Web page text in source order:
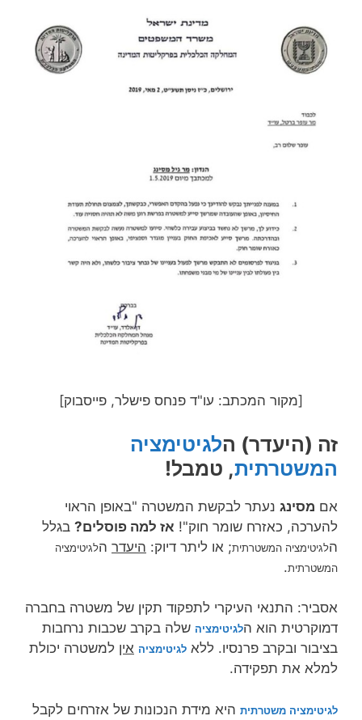
[מקור המכתב: עו"ד פנחס פישלר, פייסבוק]
זה (היעדר) הלגיטימציה
המשטרתית, טמבל!
אם מסינג נעתר לבקשת המשטרה "באופן הראוי
להערכה, כאזרח שומר חוק"! אז למה פוסלים? בגלל
הלגיטימציה המשטרתית; או ליתר דיוק: היעדר הלגיטימציה
המשטרתית.
אסביר: התנאי העיקרי לתפקוד תקין של משטרה בחברה
דמוקרטית הוא הלגיטימציה שלה בקרב שכבות נרחבות
בציבור ובקרב פרנסיו. ללא לגיטימציה אין למשטרה יכולת
למלא את תפקידה.
לגיטימציה משטרתית היא מידת הנכונות של אזרחים לקבל